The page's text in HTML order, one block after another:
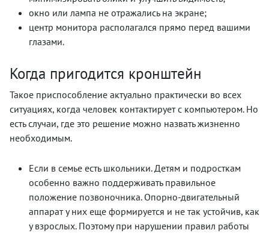
окно или лампа не отражались на экране;
центр монитора располагался прямо перед вашими
глазами.
Когда пригодится кронштейн
Такое приспособление актуально практически во всех
ситуациях, когда человек контактирует с компьютером. Но
есть случаи, где это решение можно назвать жизненно
необходимым.
Если в семье есть школьники. Детям и подросткам
особенно важно поддерживать правильное
положение позвоночника. Опорно-двигательный
аппарат у них еще формируется и не так устойчив, как
у взрослых. Поэтому при нарушении правил работы